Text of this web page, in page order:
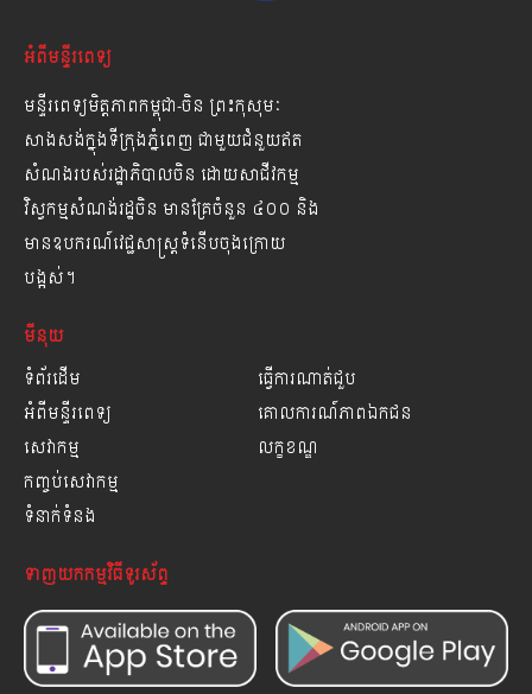
អំពីមន្ទីរពេទ្យ
មន្ទីរពេទ្យមិត្តភាពកម្ពុជា-ចិន ព្រះកុសុមៈ
សាងសង់ក្នុងទីក្រុងភ្នំពេញ ជាមួយជំនួយឥត
សំណងរបស់រដ្ឋាភិបាលចិន ដោយសាជីវកម្ម
វិស្វកម្មសំណង់រដ្ឋចិន មានគ្រែចំនួន ៤០០ និង
មានឧបករណ៍វេជ្ជសាស្ត្រទំនើបចុងក្រោយ
បង្អស់។
មីនុយ
ទំព័រដើម
អំពីមន្ទីរពេទ្យ
សេវាកម្ម
កញ្ចប់សេវាកម្ម
ទំនាក់ទំនង
ធ្វើការណាត់ជួប
គោលការណ៍ភាពឯកជន
លក្ខខណ្ឌ
ទាញយកកម្មវិធីទូរស័ព្ទ